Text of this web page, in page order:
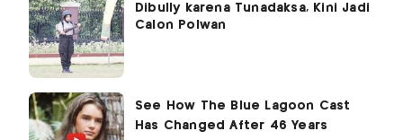
Dibully karena Tunadaksa, Kini Jadi
Calon Polwan